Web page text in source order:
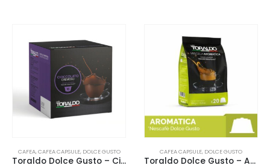
CAFEA,CAFEA CAPSULE, DOLCE GUSTO
Toraldo Dolce Gusto – Ciocolata (16 buc)
CAFEA CAPSULE, DOLCE GUSTO
Toraldo Dolce Gusto – Aromatica (20 buc)